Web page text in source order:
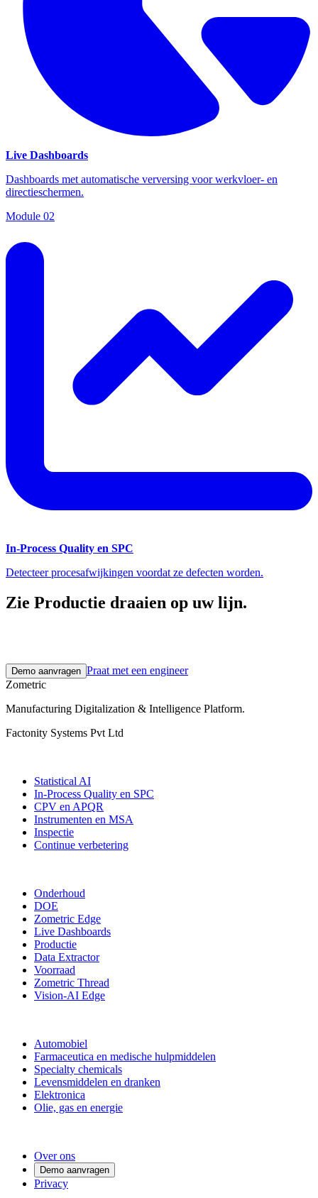
Live Dashboards
Dashboards met automatische verversing voor werkvloer- en
directieschermen.
Module 02
In-Process Quality en SPC
Detecteer procesafwijkingen voordat ze defecten worden.
Zie Productie draaien op uw lijn.
Demo aanvragen Praat met een engineer
Zometric
Manufacturing Digitalization & Intelligence Platform.
Factonity Systems Pvt Ltd
Statistical AI
In-Process Quality en SPC
CPV en APQR
Instrumenten en MSA
Inspectie
Continue verbetering
Onderhoud
DOE
Zometric Edge
Live Dashboards
Productie
Data Extractor
Voorraad
Zometric Thread
Vision-AI Edge
Automobiel
Farmaceutica en medische hulpmiddelen
Specialty chemicals
Levensmiddelen en dranken
Elektronica
Olie, gas en energie
Over ons
Demo aanvragen
Privacy